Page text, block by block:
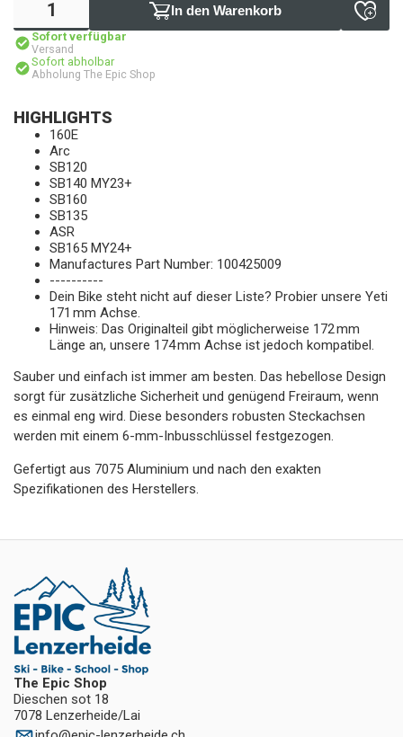
In den Warenkorb
Sofort verfügbar
Versand
Sofort abholbar
Abholung The Epic Shop
HIGHLIGHTS
160E
Arc
SB120
SB140 MY23+
SB160
SB135
ASR
SB165 MY24+
Manufactures Part Number: 100425009
----------
Dein Bike steht nicht auf dieser Liste? Probier unsere Yeti
171 mm Achse.
Hinweis: Das Originalteil gibt möglicherweise 172 mm
Länge an, unsere 174 mm Achse ist jedoch kompatibel.
Sauber und einfach ist immer am besten. Das hebellose Design
sorgt für zusätzliche Sicherheit und genügend Freiraum, wenn
es einmal eng wird. Diese besonders robusten Steckachsen
werden mit einem 6-mm-Inbusschlüssel festgezogen.
Gefertigt aus 7075 Aluminium und nach den exakten
Spezifikationen des Herstellers.
The Epic Shop
Dieschen sot 18
7078 Lenzerheide/Lai